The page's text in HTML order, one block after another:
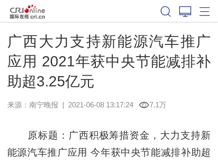
广西大力支持新能源汽车推广
应用 2021年获中央节能减排补
助超3.25亿元
来源： 南宁晚报 | 2021-06-08 13:17:24 7.1万
原标题：广西积极筹措资金，大力支持新
能源汽车推广应用 今年获中央节能减排补助超